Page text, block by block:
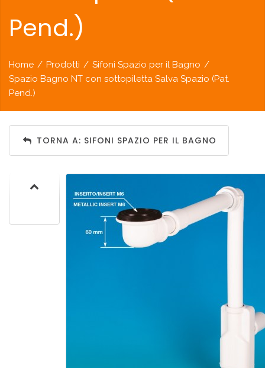
Pend.)
Home / Prodotti / Sifoni Spazio per il Bagno /
Spazio Bagno NT con sottopiletta Salva Spazio (Pat.
Pend.)
TORNA A: SIFONI SPAZIO PER IL BAGNO